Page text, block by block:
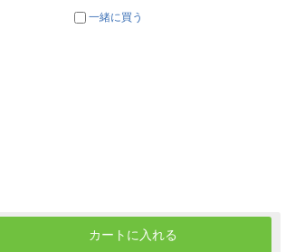
一緒に買う
カートに入れる